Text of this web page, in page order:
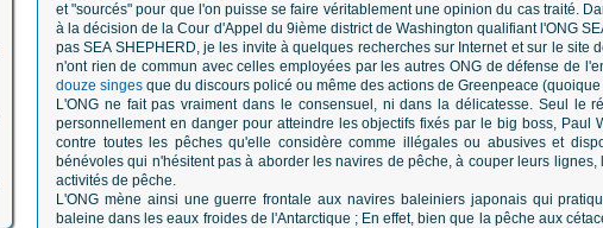
et "sourcés" pour que l'on puisse se faire véritablement une opinion du cas traité.
à la décision de la Cour d'Appel du 9ième district de Washington qualifiant l'ONG
pas SEA SHEPHERD, je les invite à quelques recherches sur Internet et sur le
n'ont rien de commun avec celles employées par les autres ONG de défense de
douze singes que du discours policé ou même des actions de Greenpeace
L'ONG ne fait pas vraiment dans le consensuel, ni dans la délicatesse. Seul le
personnellement en danger pour atteindre les objectifs fixés par le big boss, Paul
contre toutes les pêches qu'elle considère comme illégales ou abusives et
bénévoles qui n'hésitent pas à aborder les navires de pêche, à couper leurs
activités de pêche.
L'ONG mène ainsi une guerre frontale aux navires baleiniers japonais qui
baleine dans les eaux froides de l'Antarctique ; En effet, bien que la pêche aux